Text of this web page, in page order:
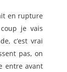
en rupture
je vais
c’est vrai
pas, on
entre avant